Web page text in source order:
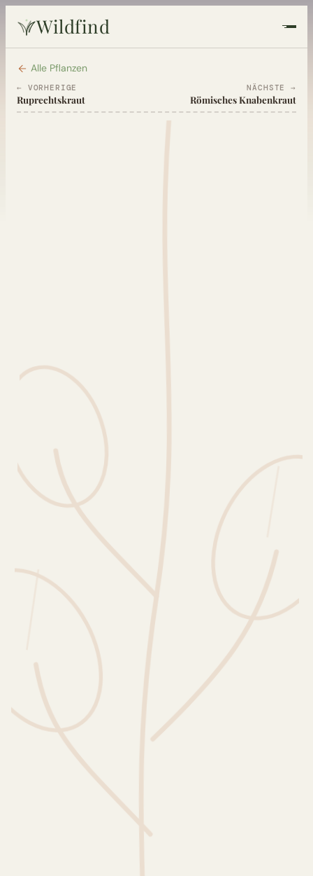
Wildfind
Startseite
Pflanzen
Sammelkalender
Blüten-Finder
Phänologie-Radar
Vogelstimmen
Gartenplaner
Challenges
Wusstest du?
Sammlungen
Selber machen
Alle Pflanzen
← VORHERIGE
Ruprechtskraut
NÄCHSTE →
Römisches Knabenkraut